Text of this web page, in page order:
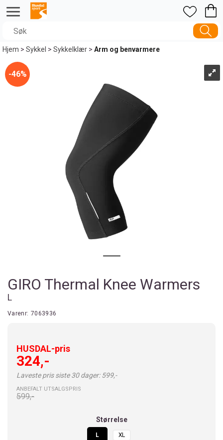
Hjem>Sykkel >Sykkelklær>Arm og benvarmere
46%
GIRO Thermal Knee Warmers
L
Varenr: 7063936
HUSDAL-pris
324,-
Laveste pris siste 30 dager: 599,-
ANBEFALT UTSALGSPRIS
599,-
Størrelse
L XL